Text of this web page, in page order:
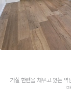
거실 한편을 채우고 있는 벽